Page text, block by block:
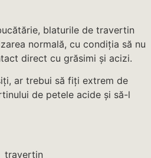
blaturile de travertin
normală, cu condiția să nu
direct cu grăsimi și acizi.
ar trebui să fiți extrem de
de petele acide și să-l